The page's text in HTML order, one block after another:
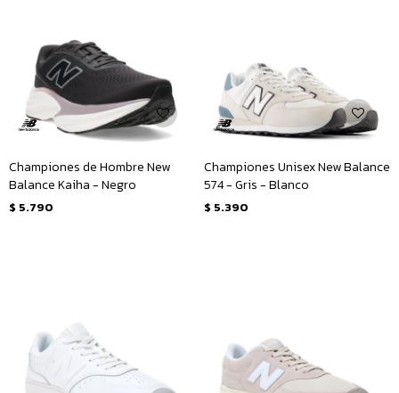
Championes de Hombre New
Balance Kaiha - Negro
$ 5.790
Championes Unisex New Balance
574 - Gris - Blanco
$ 5.390